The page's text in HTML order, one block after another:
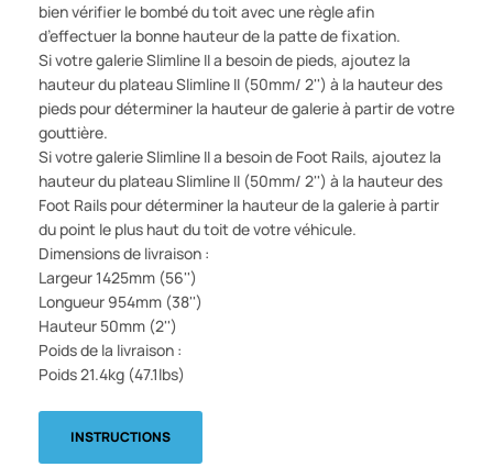
bien vérifier le bombé du toit avec une règle afin
d’effectuer la bonne hauteur de la patte de fixation.
Si votre galerie Slimline II a besoin de pieds, ajoutez la
hauteur du plateau Slimline II (50mm/ 2'') à la hauteur des
pieds pour déterminer la hauteur de galerie à partir de votre
gouttière.
Si votre galerie Slimline II a besoin de Foot Rails, ajoutez la
hauteur du plateau Slimline II (50mm/ 2'') à la hauteur des
Foot Rails pour déterminer la hauteur de la galerie à partir
du point le plus haut du toit de votre véhicule.
Dimensions de livraison :
Largeur 1425mm (56'')
Longueur 954mm (38'')
Hauteur 50mm (2'')
Poids de la livraison :
Poids 21.4kg (47.1lbs)
INSTRUCTIONS